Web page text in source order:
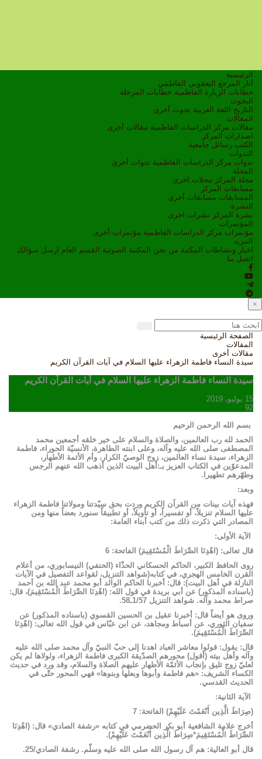
الرئيسية
أثار المرجع اليعقوبي الفاطمي
خطابات الزيارة الفاطمية خطابات المرحلة
البحوث
التاريخ
اللغة العربية بحوث أخرى
المقالات
مقالات مركز الدراسات الفاطمية مقالات أخرى
اصدارات المركز
الكتب رسائل جامعية
الندوات
ندوات مركز الدراسات الفاطمية ندوات أخرى
المجلة
مجلة المركز مجلات اخرى
مسابقات المركز
المسابقات مسابقات أخرى
النشرة
نشرة المركز نشرات اخرى
المؤتمرات
مؤتمرات مركز الدراسات الفاطمية مؤتمرات أخرى
المزيد
اخبار ونشاطات
المكتبة من نحن المكتبة الصوتية القسم العام ارسل سؤالك
اتصل بنا
×
الصفحة الرئيسية
المقالات
مقالات أخرى
سيدة النساء فاطمة الزهراء عليها السلام في آيات القرآن الكريم
سيدة النساء فاطمة الزهراء عليها السلام في آيات القرآن الكريم
15 يوليو، 2019
92
بسم الله الرحمن الرحيم
الحمد لله رب العالمين، والصلاة والسلام على خير خلقه أجمعين محمد
المصطفى صلى الله عليه وآله، وعلى ابنته الطاهرة، الأنسيّة الحوراء، فاطمة
الزهراء، سيدة نساء العالمين، زوج الوصيّ الكرار، وأم الأئمة الأطهار،
المدعوّين في الكتاب العزيز بـ:أهل البيت الذين أذهب الله عنهم الرجس
وطهّرهم تطهيرا.
وبعد:
فهذه آيات بينات من القرآن الكريم وردت بحق سيّدتنا ومولاتنا فاطمة الزهراء
عليها السلام تنزيلاً، أو تفسيراً، أو تأويلاً، أو تطبيقاً سنورد بعضاً منها ومن
المصادر التي ذكرت ذلك من كتب أبناء العامة:
الآية الأولى:
قال تعالى: (اهْدِنَا الصِّرَاطَ الْمُسْتَقِيمَ) الفاتحة: 6
روى الحافظ الكبير، الحاكم الحسكاني الحذّاء (الحنفي) النيسابوري، من أعلام
القرن الخامس الهجري، في كتابه(شواهد التنزيل، لقواعد التفصيل في الآيات
النازلة في أهل البيت): قال: أخبرنا الحاكم الوالد أبو محمد عبد الله بن أحمد
(باسناده المذكور) عن أبي بريدة في قول الله: (اهْدِنَا الصِّرَاطَ الْمُسْتَقِيمَ)، قال:
صراط محمد وآله. شواهد التنزيل 1/57ـ58.
وروى هو أيضاً قال: أخبرنا عقيل بن الحسين القسوي (باسناده المذكور) عن
سفيان الثوري، عن أسباط ومجاهد، عن ابن عبّاس في قول الله تعالى: (اهْدِنَا
الصِّرَاطَ الْمُسْتَقِيمَ).
قال: يقول: قولوا معاشر العباد اهدنا إلى حبّ النبيّ وآل محمد صلى الله عليه
وآله وأهل بيته (أقول) محورهم الصدّيقة الكبرى فاطمة الزهراء، ولولاها لم يكن
لعليّ زوج تليق بإنجاب الأئمّة الأطهار عليهم الصلاة والسلام، وقد ورد في حديث
الكساء الشريف: «هم فاطمة وأبوها وبعلها وبنوها» فهي المحور حتّى في
الحديث القدسي.
الآية الثانية:
(صِرَاطَ الَّذِين أَنْعَمْتَ عَلَيْهِمْ) الفاتحة: 7
أخرج علامة الشافعية أبو بكر الحضرمي في كتابه «رشفة الصادي» قال: (اهْدِنَا
الصِّرَاطَ الْمُسْتَقِيمَ*صِرَاطَ الَّذِين أَنْعَمْتَ عَلَيْهِمْ).
قال أبو العالية: هم آل رسول الله صلى الله عليه وسلّم. رشفة الصادي/25.